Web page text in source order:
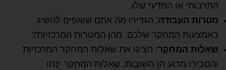
התרבותי או המדעי שלו.
מטרות העבודה: הגדירו מה אתם שואפים להשיג
באמצעות המחקר שלכם. מהן המטרות המרכזיות?
שאלות המחקר: הציגו את שאלות המחקר המרכזיות
והסבירו מדוע הן חשובות. שאלות המחקר ינחו